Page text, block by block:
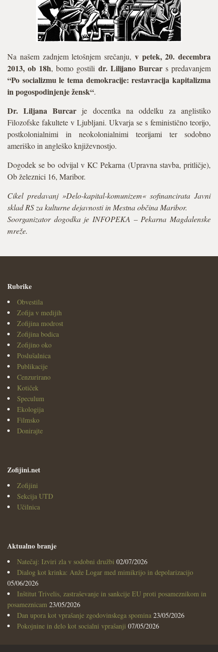
Na našem zadnjem letošnjem srečanju, v petek, 20. decembra
2013, ob 18h, bomo gostili dr. Lilijano Burcars predavanjem
“Po socializmu le tema demokracije: restavracija kapitalizma
in pogospodinjenje žensk“.
Dr. Liljana Burcar je docentka na oddelku za anglistiko
Filozofske fakultete v Ljubljani. Ukvarja se s feministično teorijo,
postkolonialnimi in neokolonialnimi teorijami ter sodobno
ameriško in angleško književnostjo.
Dogodek se bo odvijal v KC Pekarna (Upravna stavba, pritličje),
Ob železnici 16, Maribor.
Cikel predavanj »Delo-kapital-komunizem« sofinancirata Javni
sklad RS za kulturne dejavnosti in Mestna občina Maribor.
Soorganizator dogodka je INFOPEKA – Pekarna Magdalenske
mreže.
Rubrike
Obvestila
Zofija v medijih
Zofijina modrost
Zofijina bodica
Zofijino oko
Poslušalnica
Publikacije
Cenzurirano
Kotiček
Speculum
Ekologija
Filmsko
Donirajte
Zofijini.net
Zofijini
Sekcija UTD
Učilnica
Aktualno branje
Natečaj: Izviri zla v sodobni družbi 02/07/2026
Dialog kot krinka: Anže Logar med mimikrijo in depolarizacijo
05/06/2026
Inštitut Trivelis, zastraševanje in sankcije EU proti posameznikom in
posameznicam 23/05/2026
Dan upora kot vprašanje zgodovinskega spomina 23/05/2026
Pokojnine in delo kot socialni vprašanji 07/05/2026